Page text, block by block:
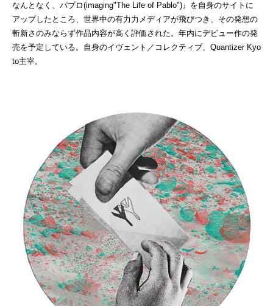
なんとなく、パブロ(imaging"The Life of Pablo")』を自身のサイトに
アップしたところ、世界中の有力力メディアが飛びつき、その発想の
斬新さのみならず作品内容が高く評価された。年内にデビュー作の発
売を予定している。自身のイヴェント／コレクティブ、Quantizer Kyo
to主宰。